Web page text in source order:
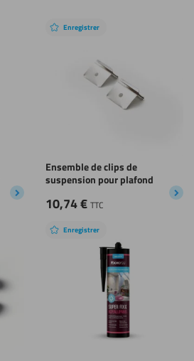
Enregistrer
Ensemble de clips de
suspension pour plafond
10,74€ TTC
Enregistrer